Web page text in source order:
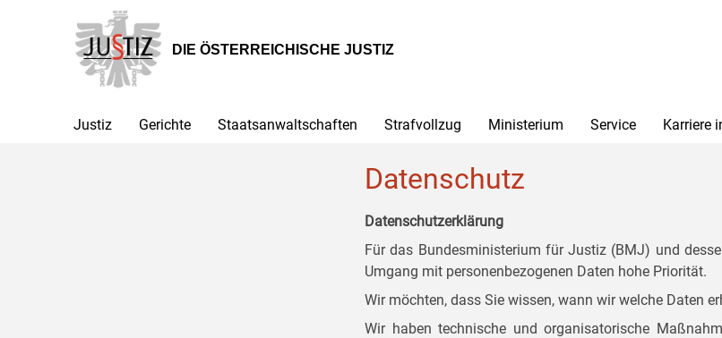
Hauptnavigation
[1]
Inhalt
[2]
Untermenü
[3]
DIE ÖSTERREICHISCHE JUSTIZ
Justiz Gerichte Staatsanwaltschaften Strafvollzug Ministerium Service Karriere
Datenschutz
Datenschutzerklärung
Für das Bundesministerium für Justiz (BMJ) und
Umgang mit personenbezogenen Daten hohe Priorität.
Wir möchten, dass Sie wissen, wann wir welche Daten
Wir haben technische und organisatorische